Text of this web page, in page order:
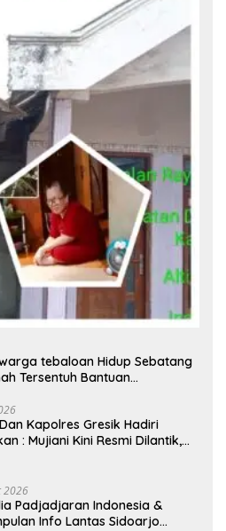
tebaloan Hidup Sebatang
Tersentuh Bantuan
Kapolres Gresik Hadiri
: Mujiani Kini Resmi Dilantik,
2026
Padjadjaran Indonesia &
Info Lantas Sidoarjo